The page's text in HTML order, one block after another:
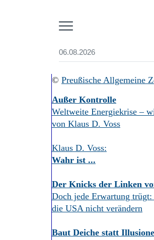
06.08.2026
Start
Aktuelle Ausgabe
Abonnenten-Login
Abonnent werden
Archiv
Mediadaten
Suchen und
© Preußische Allgemeine
Außer Kontrolle
Weltweite Energiekrise –
von Klaus D. Voss
Klaus D. Voss:
Wahr ist ...
Der Knicks der Linken
Doch jede Erwartung
die USA nicht verändern
Baut Deiche statt